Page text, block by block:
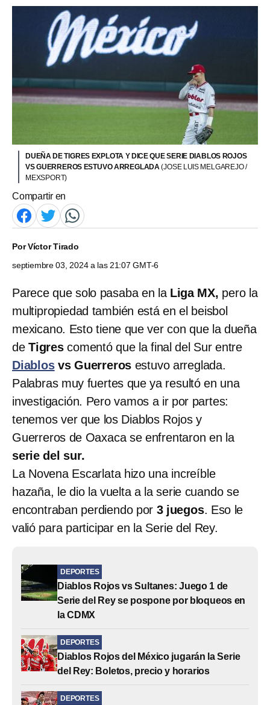
DUEÑA DE TIGRES EXPLOTA Y DICE QUE SERIE DIABLOS ROJOS
VS GUERREROS ESTUVO ARREGLADA(JOSE LUIS MELGAREJO /
MEXSPORT)
Compartir en
PorVíctor Tirado
septiembre 03, 2024 a las 21:07 GMT-6
Parece que solo pasaba en la Liga MX, pero la
multipropiedad también está en el beisbol
mexicano. Esto tiene que ver con que la dueña
de Tigrescomentó que la final del Sur entre
Diablosvs Guerreros estuvo arreglada.
Palabras muy fuertes que ya resultó en una
investigación. Pero vamos a ir por partes:
tenemos ver que los Diablos Rojos y
Guerreros de Oaxaca se enfrentaron en la
serie del sur.
La Novena Escarlata hizo una increíble
hazaña, le dio la vuelta a la serie cuando se
encontraban perdiendo por 3 juegos. Eso le
valió para participar en la Serie del Rey.
DEPORTES
Diablos Rojos vs Sultanes: Juego 1 de
Serie del Rey se pospone por bloqueos en
la CDMX
DEPORTES
Diablos Rojos del México jugarán la Serie
del Rey: Boletos, precio y horarios
DEPORTES